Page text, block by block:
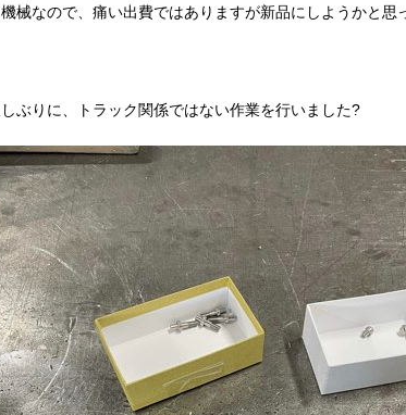
械なので、痛い出費ではありますが新品にしようかと思
ぶりに、トラック関係ではない作業を行いました?